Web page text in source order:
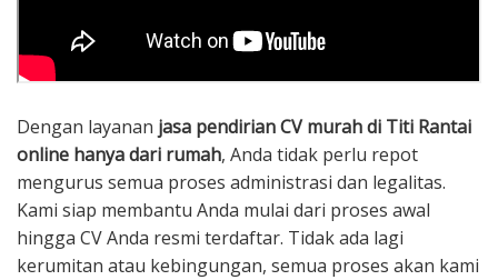
Dengan layanan jasa pendirian CV murah di Titi Rantai
online hanya dari rumah, Anda tidak perlu repot
mengurus semua proses administrasi dan legalitas.
Kami siap membantu Anda mulai dari proses awal
hingga CV Anda resmi terdaftar. Tidak ada lagi
kerumitan atau kebingungan, semua proses akan kami